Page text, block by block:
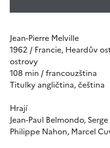
Jean-Pierre Melville
1962 / Francie, Heardův
ostrovy
108 min / francouzština
Titulky angličtina, čeština
Hrají
Jean-Paul Belmondo,
Philippe Nahon, Marcel